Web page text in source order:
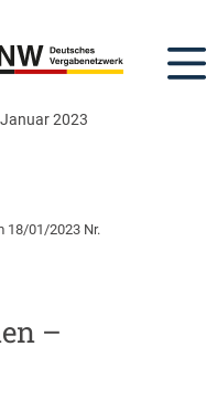
2023
18/01/2023 Nr.
–